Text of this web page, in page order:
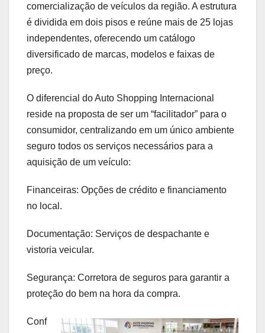
comercialização de veículos da região. A estrutura
é dividida em dois pisos e reúne mais de 25 lojas
independentes, oferecendo um catálogo
diversificado de marcas, modelos e faixas de
preço.
O diferencial do Auto Shopping Internacional
reside na proposta de ser um “facilitador” para o
consumidor, centralizando em um único ambiente
seguro todos os serviços necessários para a
aquisição de um veículo:
Financeiras: Opções de crédito e financiamento
no local.
Documentação: Serviços de despachante e
vistoria veicular.
Segurança: Corretora de seguros para garantir a
proteção do bem na hora da compra.
Conf